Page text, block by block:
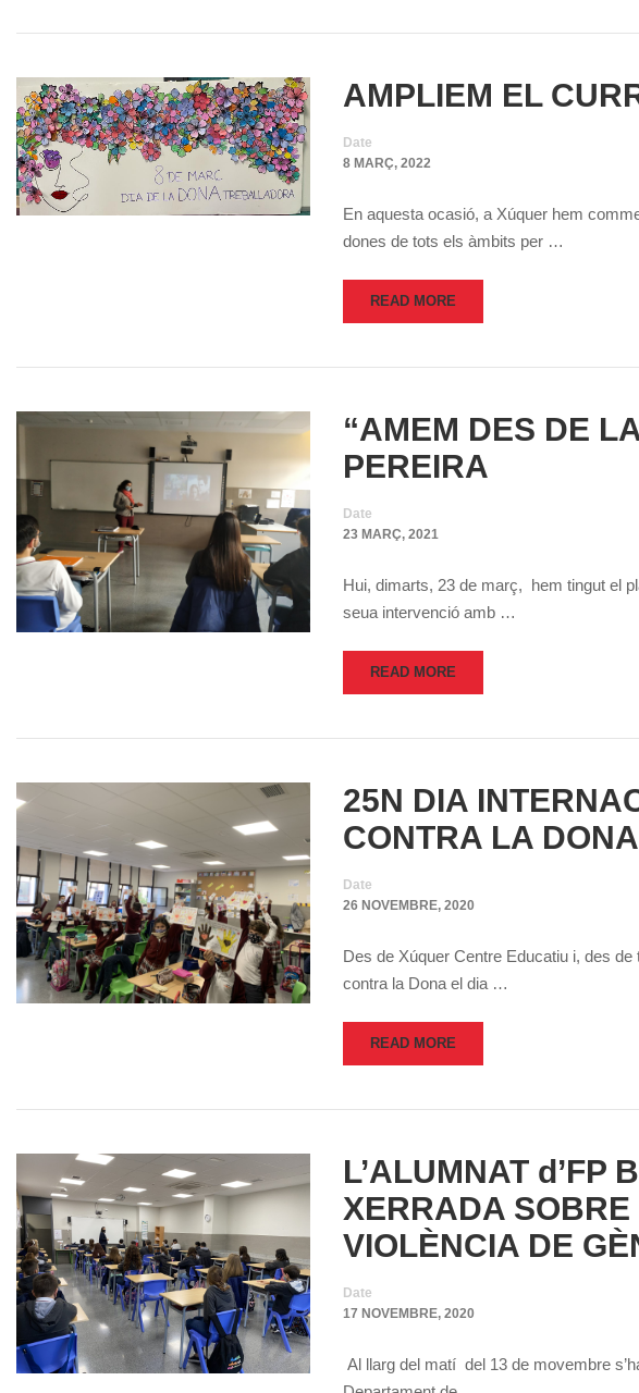
AMPLIEM EL
Date
8 MARÇ, 2022
En aquesta ocasió, a Xúquer hem
dones de tots els àmbits per …
READ MORE
“AMEM DES DE
PEREIRA
Date
23 MARÇ, 2021
Hui, dimarts, 23 de març, hem tingut el
seua intervenció amb …
READ MORE
25N DIA
CONTRA LA DONA
Date
26 NOVEMBRE, 2020
Des de Xúquer Centre Educatiu i, des
contra la Dona el dia …
READ MORE
L’ALUMNAT d’FP
XERRADA
VIOLÈNCIA DE
Date
17 NOVEMBRE, 2020
Al llarg del matí del 13 de movembre